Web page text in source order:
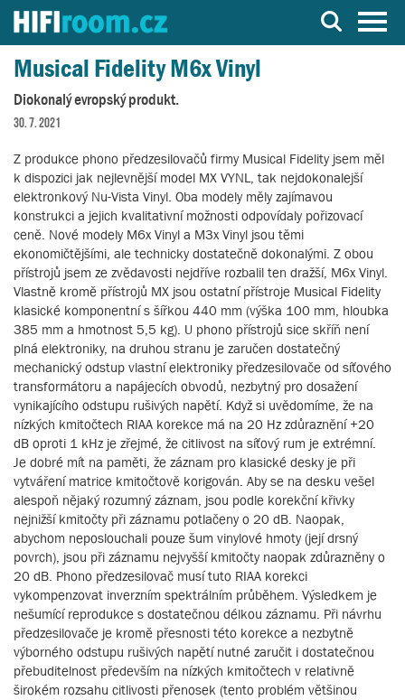
Server o Hi-Fi a AV technice
Musical Fidelity M6x Vinyl
Diokonalý evropský produkt.
30. 7. 2021
Z produkce phono předzesilovačů firmy Musical Fidelity jsem měl
k dispozici jak nejlevnější model MX VYNL, tak nejdokonalejší
elektronkový Nu-Vista Vinyl. Oba modely měly zajímavou
konstrukci a jejich kvalitativní možnosti odpovídaly pořizovací
ceně. Nové modely M6x Vinyl a M3x Vinyl jsou těmi
ekonomičtějšími, ale technicky dostatečně dokonalými. Z obou
přístrojů jsem ze zvědavosti nejdříve rozbalil ten dražší, M6x Vinyl.
Vlastně kromě přístrojů MX jsou ostatní přístroje Musical Fidelity
klasické komponentní s šířkou 440 mm (výška 100 mm, hloubka
385 mm a hmotnost 5,5 kg). U phono přístrojů sice skříň není
plná elektroniky, na druhou stranu je zaručen dostatečný
mechanický odstup vlastní elektroniky předzesilovače od síťového
transformátoru a napájecích obvodů, nezbytný pro dosažení
vynikajícího odstupu rušivých napětí. Když si uvědomíme, že na
nízkých kmitočtech RIAA korekce má na 20 Hz zdůraznění +20
dB oproti 1 kHz je zřejmé, že citlivost na síťový rum je extrémní.
Je dobré mít na paměti, že záznam pro klasické desky je při
vytváření matrice kmitočtově korigován. Aby se na desku vešel
alespoň nějaký rozumný záznam, jsou podle korekční křivky
nejnižší kmitočty při záznamu potlačeny o 20 dB. Naopak,
abychom neposlouchali pouze šum vinylové hmoty (její drsný
povrch), jsou při záznamu nejvyšší kmitočty naopak zdůrazněny o
20 dB. Phono předzesilovač musí tuto RIAA korekci
vykompenzovat inverzním spektrálním průběhem. Výsledkem je
nešumící reprodukce s dostatečnou délkou záznamu. Při návrhu
předzesilovače je kromě přesnosti této korekce a nezbytně
výborného odstupu rušivých napětí nutné zaručit i dostatečnou
přebuditelnost především na nízkých kmitočtech v relativně
širokém rozsahu citlivosti přenosek (tento problém většinou